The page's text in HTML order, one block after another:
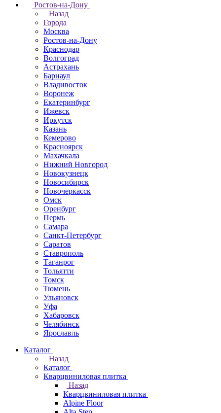
Ростов-на-Дону
Назад
Города
Москва
Ростов-на-Дону
Краснодар
Волгоград
Астрахань
Барнаул
Владивосток
Воронеж
Екатеринбург
Ижевск
Иркутск
Казань
Кемерово
Красноярск
Махачкала
Нижний Новгород
Новокузнецк
Новосибирск
Новочеркаcск
Омск
Оренбург
Пермь
Самара
Санкт-Петербург
Саратов
Ставрополь
Таганрог
Тольятти
Томск
Тюмень
Ульяновск
Уфа
Хабаровск
Челябинск
Ярославль
Каталог
Назад
Каталог
Кварцвиниловая плитка
Назад
Кварцвиниловая плитка
Alpine Floor